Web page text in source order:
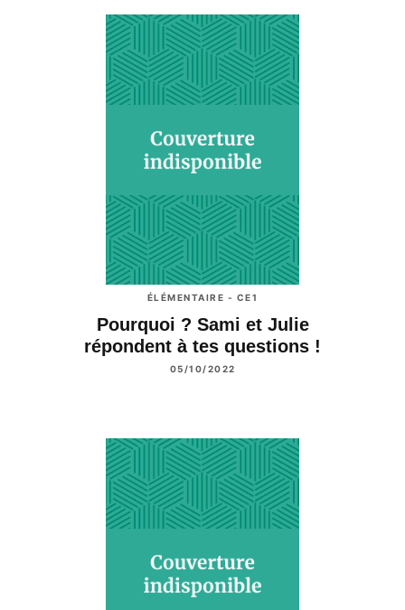
ÉLÉMENTAIRE - CE1
Pourquoi ? Sami et Julie
répondent à tes questions !
05/10/2022